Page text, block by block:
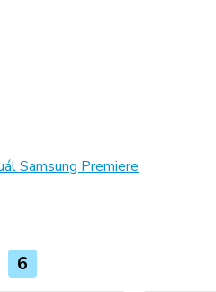
Samsung Premiere
6